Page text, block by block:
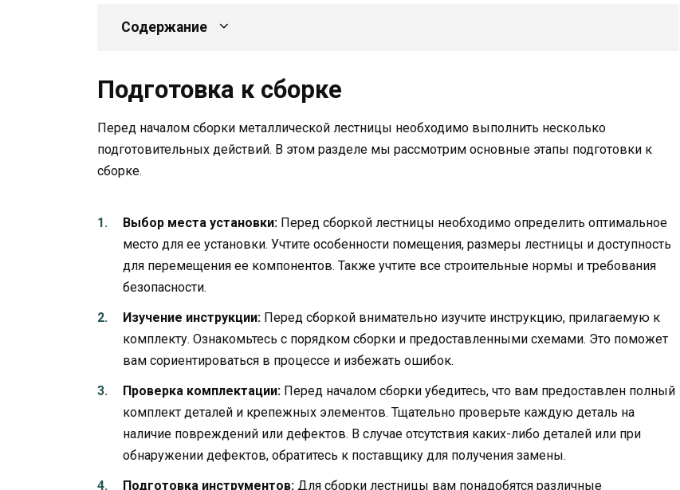
Содержание
Подготовка к сборке
Перед началом сборки металлической лестницы необходимо выполнить несколько
подготовительных действий. В этом разделе мы рассмотрим основные этапы подготовки к
сборке.
Выбор места установки: Перед сборкой лестницы необходимо определить оптимальное
место для ее установки. Учтите особенности помещения, размеры лестницы и доступность
для перемещения ее компонентов. Также учтите все строительные нормы и требования
безопасности.
Изучение инструкции: Перед сборкой внимательно изучите инструкцию, прилагаемую к
комплекту. Ознакомьтесь с порядком сборки и предоставленными схемами. Это поможет
вам сориентироваться в процессе и избежать ошибок.
Проверка комплектации: Перед началом сборки убедитесь, что вам предоставлен полный
комплект деталей и крепежных элементов. Тщательно проверьте каждую деталь на
наличие повреждений или дефектов. В случае отсутствия каких-либо деталей или при
обнаружении дефектов, обратитесь к поставщику для получения замены.
Подготовка инструментов: Для сборки лестницы вам понадобятся различные